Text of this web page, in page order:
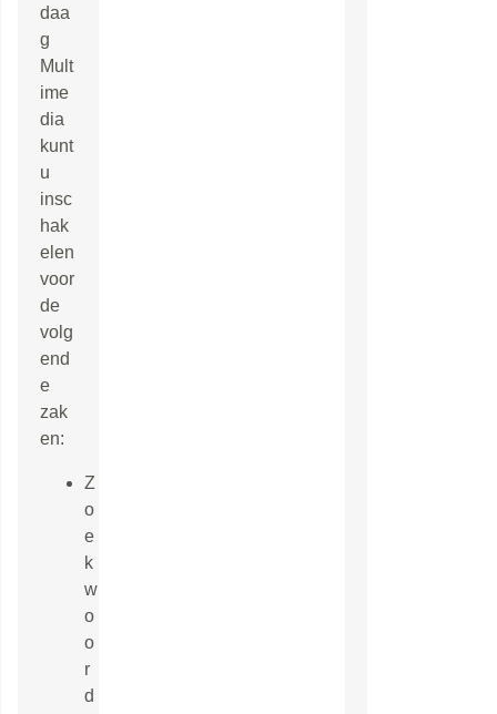
daa
g
Mult
ime
dia
kunt
u
insc
hak
elen
voor
de
volg
end
e
zak
en:
Z
o
e
k
w
o
o
r
d